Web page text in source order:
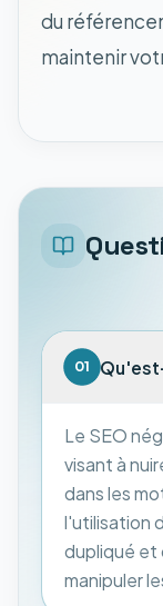
du
maintenir
01
Le SEO
visant à
dans les
l'utilisation
dupliqué et
manipuler